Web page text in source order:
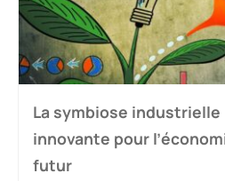
La symbiose
innovante pour
futur